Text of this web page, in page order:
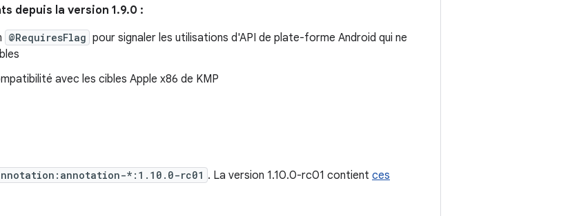
depuis la version 1.9.0 :
@RequiresFlag pour signaler les utilisations d'API de plate-forme Android qui ne
avec les cibles Apple x86 de KMP
*:1.10.0-rc01 . La version 1.10.0-rc01 contient ces